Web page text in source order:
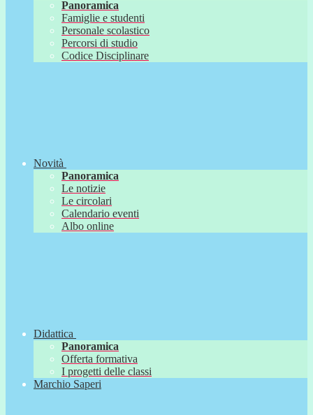
Panoramica
Famiglie e studenti
Personale scolastico
Percorsi di studio
Codice Disciplinare
Novità
Panoramica
Le notizie
Le circolari
Calendario eventi
Albo online
Didattica
Panoramica
Offerta formativa
I progetti delle classi
Marchio Saperi